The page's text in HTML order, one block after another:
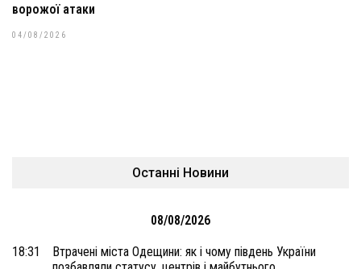
ворожої атаки
04/08/2026
Останні Новини
08/08/2026
18:31
Втрачені міста Одещини: як і чому південь України